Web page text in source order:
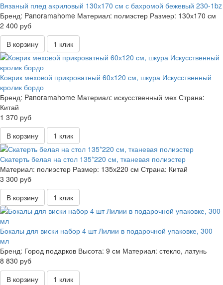
Вязаный плед акриловый 130х170 см с бахромой бежевый 230-1bz
Бренд: Panoramahome Материал: полиэстер Размер: 130х170 см
2 400 руб
В корзину
1 клик
Коврик меховой прикроватный 60х120 см, шкура Искусственный
кролик бордо
Бренд: Panoramahome Материал: искусственный мех Страна:
Китай
1 370 руб
В корзину
1 клик
Скатерть белая на стол 135*220 см, тканевая полиэстер
Материал: полиэстер Размер: 135х220 см Страна: Китай
3 300 руб
В корзину
1 клик
Бокалы для виски набор 4 шт Лилии в подарочной упаковке, 300
мл
Бренд: Город подарков Высота: 9 см Материал: стекло, латунь
8 830 руб
В корзину
1 клик